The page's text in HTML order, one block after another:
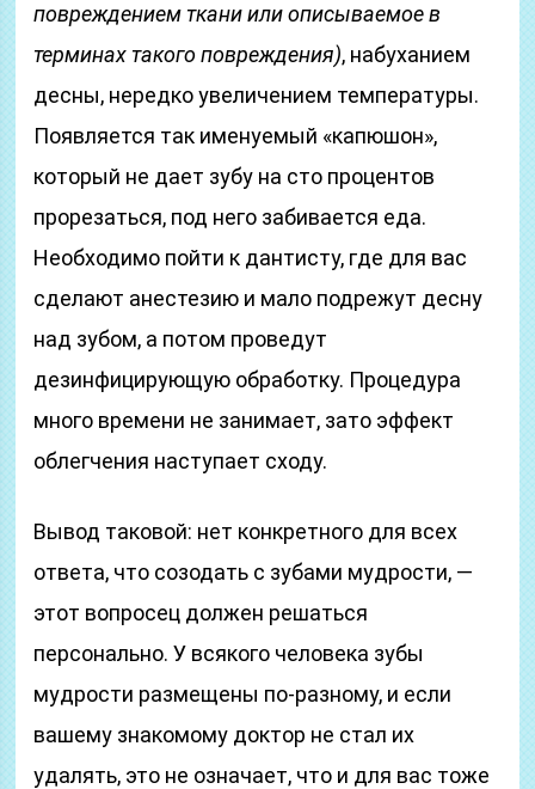
повреждением ткани или описываемое в
терминах такого повреждения), набуханием
десны, нередко увеличением температуры.
Появляется так именуемый «капюшон»,
который не дает зубу на сто процентов
прорезаться, под него забивается еда.
Необходимо пойти к дантисту, где для вас
сделают анестезию и мало подрежут десну
над зубом, а потом проведут
дезинфицирующую обработку. Процедура
много времени не занимает, зато эффект
облегчения наступает сходу.
Вывод таковой: нет конкретного для всех
ответа, что созодать с зубами мудрости, —
этот вопросец должен решаться
персонально. У всякого человека зубы
мудрости размещены по-разному, и если
вашему знакомому доктор не стал их
удалять, это не означает, что и для вас тоже